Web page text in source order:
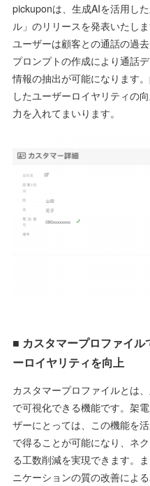
pickuponは、生成AIを活用し
ル」のリリースを発表いたし
ユーザーは顧客との通話の過
プロンプトの作成により通話
情報の抽出が可能になります
したユーザーロイヤリティの
力を入れてまいります。
■ カスタマープロファイ
ーロイヤリティを向上
カスタマープロファイルとは
で可視化できる機能です。架
ザーにとっては、この機能を
で得ることが可能になり、ネ
る工数削減を実現できます。
ニケーションの質の改善によ